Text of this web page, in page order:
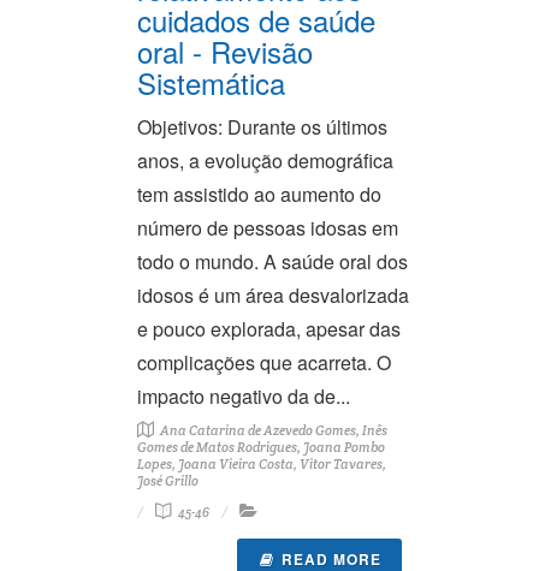
cuidados de saúde
oral - Revisão
Sistemática
Objetivos: Durante os últimos
anos, a evolução demográfica
tem assistido ao aumento do
número de pessoas idosas em
todo o mundo. A saúde oral dos
idosos é um área desvalorizada
e pouco explorada, apesar das
complicações que acarreta. O
impacto negativo da de...
Ana Catarina de Azevedo Gomes, Inês
Gomes de Matos Rodrigues, Joana Pombo
Lopes, Joana Vieira Costa, Vitor Tavares,
José Grillo
45-46
READ MORE